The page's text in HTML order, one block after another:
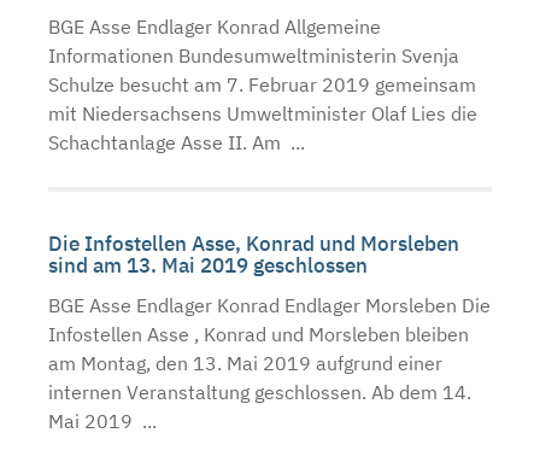
BGE Asse Endlager Konrad Allgemeine
Informationen Bundesumweltministerin Svenja
Schulze besucht am 7. Februar 2019 gemeinsam
mit Niedersachsens Umweltminister Olaf Lies die
Schachtanlage Asse II. Am ...
Die Infostellen Asse, Konrad und Morsleben
sind am 13. Mai 2019 geschlossen
BGE Asse Endlager Konrad Endlager Morsleben Die
Infostellen Asse , Konrad und Morsleben bleiben
am Montag, den 13. Mai 2019 aufgrund einer
internen Veranstaltung geschlossen. Ab dem 14.
Mai 2019 ...